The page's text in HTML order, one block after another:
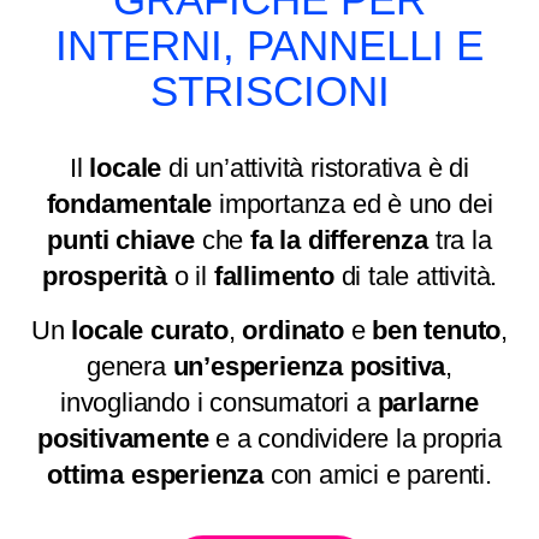
INTERNI, PANNELLI E
STRISCIONI
Il locale di un’attività ristorativa è di
fondamentale importanza ed è uno dei
punti chiave chefa la differenzatra la
prosperitào il fallimentodi tale attività.
Un locale curato,ordinatoe ben tenuto,
genera un’esperienza positiva,
invogliando i consumatori a parlarne
positivamentee a condividere la propria
ottima esperienzacon amici e parenti.